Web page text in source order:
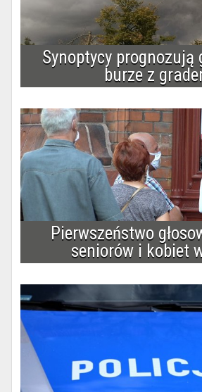
Synoptycy prognozują
burze z
Pierwszeństwo
seniorów i kobiet